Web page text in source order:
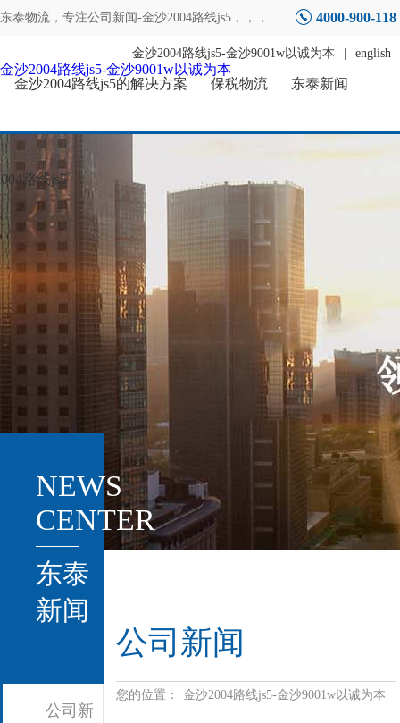
东泰物流，专注公司新闻-金沙2004路线js5 ，，， 4000-900-118
金沙2004路线js5-金沙9001w以诚为本 english
金沙2004路线js5-金沙9001w以诚为本
金沙2004路线js5的解决方案
保税物流 东泰新闻
路线js5
NEWS
CENTER
东泰
新闻
公司新
公司新闻
您的位置： 金沙2004路线js5-金沙9001w以诚为本